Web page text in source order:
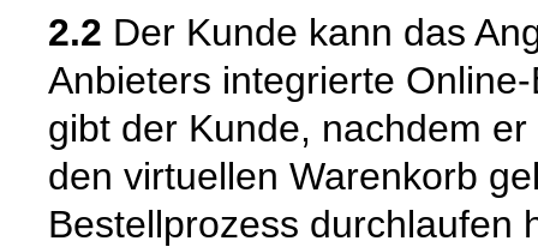
2.2 Der Kunde kann das
Anbieters integrierte
gibt der Kunde, nachdem
den virtuellen Warenkorb
Bestellprozess durchlaufen